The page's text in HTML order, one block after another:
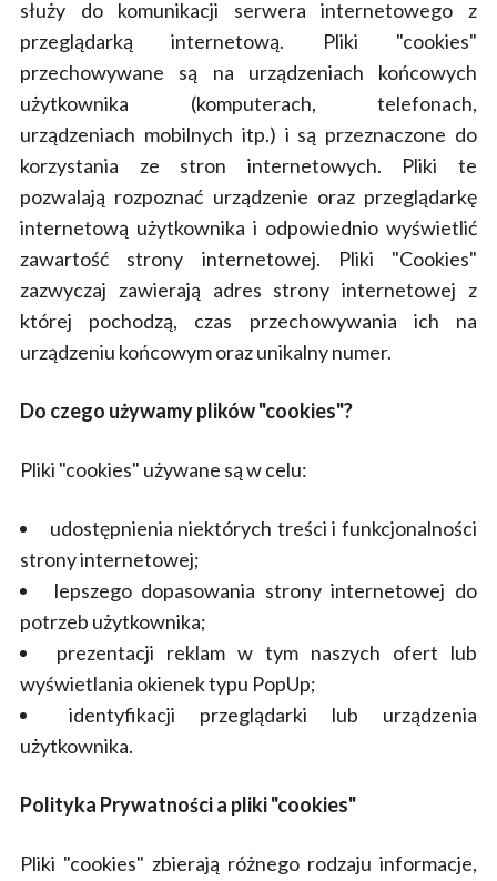
służy do komunikacji serwera internetowego z
przeglądarką internetową. Pliki "cookies"
przechowywane są na urządzeniach końcowych
użytkownika (komputerach, telefonach,
urządzeniach mobilnych itp.) i są przeznaczone do
korzystania ze stron internetowych. Pliki te
pozwalają rozpoznać urządzenie oraz przeglądarkę
internetową użytkownika i odpowiednio wyświetlić
zawartość strony internetowej. Pliki "Cookies"
zazwyczaj zawierają adres strony internetowej z
której pochodzą, czas przechowywania ich na
urządzeniu końcowym oraz unikalny numer.
Do czego używamy plików "cookies"?
Pliki "cookies" używane są w celu:
udostępnienia niektórych treści i funkcjonalności
strony internetowej;
lepszego dopasowania strony internetowej do
potrzeb użytkownika;
prezentacji reklam w tym naszych ofert lub
wyświetlania okienek typu PopUp;
identyfikacji przeglądarki lub urządzenia
użytkownika.
Polityka Prywatności a pliki "cookies"
Pliki "cookies" zbierają różnego rodzaju informacje,